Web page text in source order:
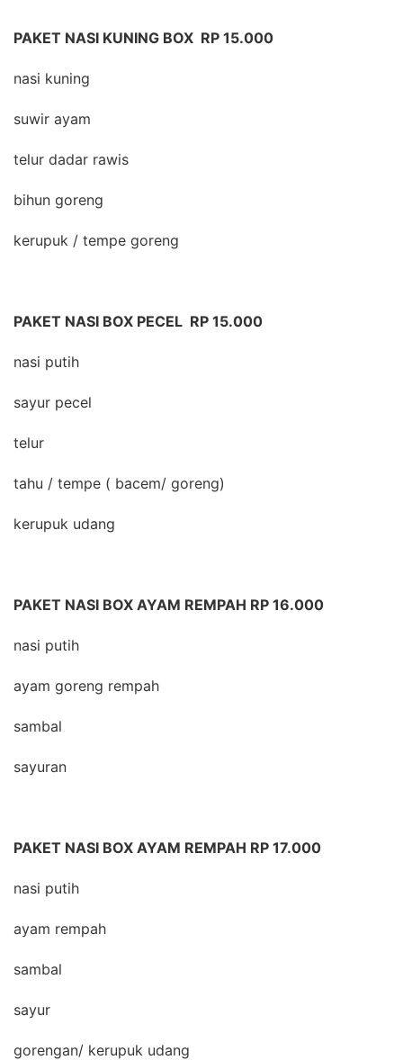
PAKET NASI KUNING BOX RP 15.000
nasi kuning
suwir ayam
telur dadar rawis
bihun goreng
kerupuk / tempe goreng
PAKET NASI BOX PECEL RP 15.000
nasi putih
sayur pecel
telur
tahu / tempe ( bacem/ goreng)
kerupuk udang
PAKET NASI BOX AYAM REMPAH RP 16.000
nasi putih
ayam goreng rempah
sambal
sayuran
PAKET NASI BOX AYAM REMPAH RP 17.000
nasi putih
ayam rempah
sambal
sayur
gorengan/ kerupuk udang